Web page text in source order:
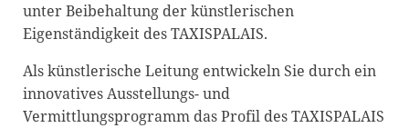
unter Beibehaltung der künstlerischen
Eigenständigkeit des TAXISPALAIS.
Als künstlerische Leitung entwickeln Sie durch ein
innovatives Ausstellungs- und
Vermittlungsprogramm das Profil des TAXISPALAIS